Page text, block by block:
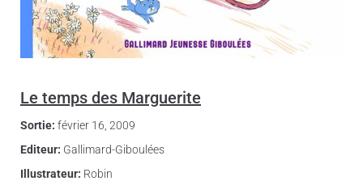
Le temps des Marguerite
Sortie: février 16, 2009
Editeur: Gallimard-Giboulées
Illustrateur: Robin